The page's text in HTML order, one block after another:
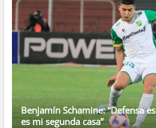
Benjamín Schamine: “Defensa
es mi segunda casa”